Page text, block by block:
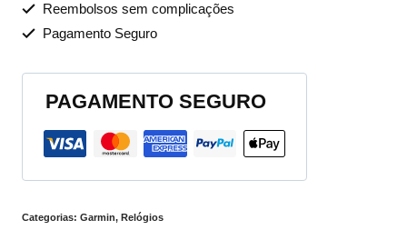
Reembolsos sem complicações
Pagamento Seguro
PAGAMENTO SEGURO
Categorias: Garmin, Relógios